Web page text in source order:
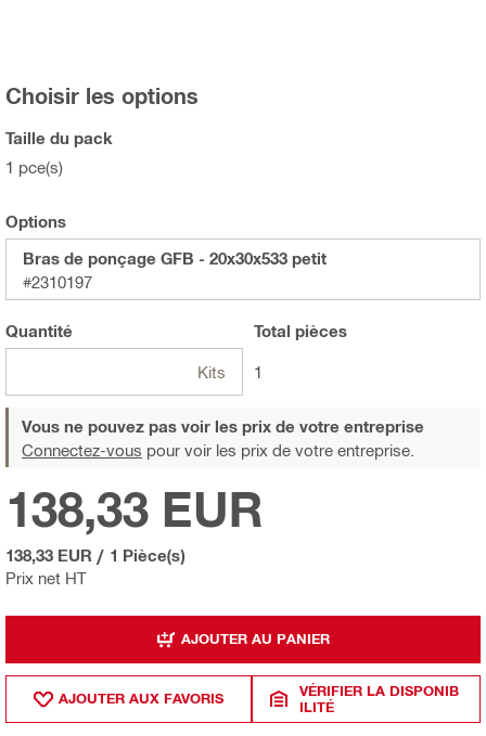
Choisir les options
Taille du pack
1 pce(s)
Options
Bras de ponçage GFB - 20x30x533 petit
#2310197
Quantité
Kits
Total pièces
1
Vous ne pouvez pas voir les prix de votre entreprise
Connectez-vous pour voir les prix de votre entreprise.
Prix net HT
138,33 EUR
138,33 EUR / 1 Pièce(s)
AJOUTER AU PANIER
AJOUTER AUX FAVORIS
VÉRIFIER LA DISPONIB
ILITÉ